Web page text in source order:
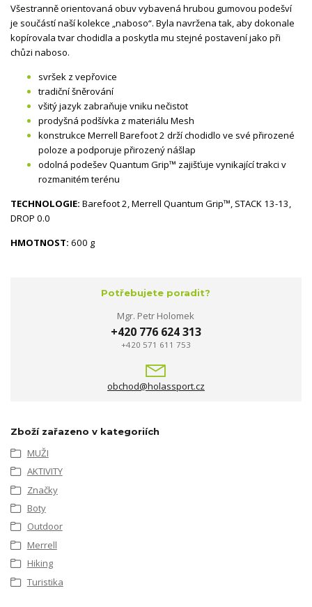
Všestranně orientovaná obuv vybavená hrubou gumovou podešví
je součástí naší kolekce „naboso“. Byla navržena tak, aby dokonale
kopírovala tvar chodidla a poskytla mu stejné postavení jako při
chůzi naboso.
svršek z vepřovice
tradiční šněrování
všitý jazyk zabraňuje vniku nečistot
prodyšná podšívka z materiálu Mesh
konstrukce Merrell Barefoot 2 drží chodidlo ve své přirozené
poloze a podporuje přirozený nášlap
odolná podešev Quantum Grip™ zajišťuje vynikající trakci v
rozmanitém terénu
TECHNOLOGIE: Barefoot 2, Merrell Quantum Grip™, STACK 13-13,
DROP 0.0
HMOTNOST: 600 g
Potřebujete poradit?
Mgr. Petr Holomek
+420 776 624 313
+420 571 611 753
obchod@holassport.cz
Zboží zařazeno v kategoriích
MUŽI
AKTIVITY
Značky
Boty
Outdoor
Merrell
Hiking
Turistika